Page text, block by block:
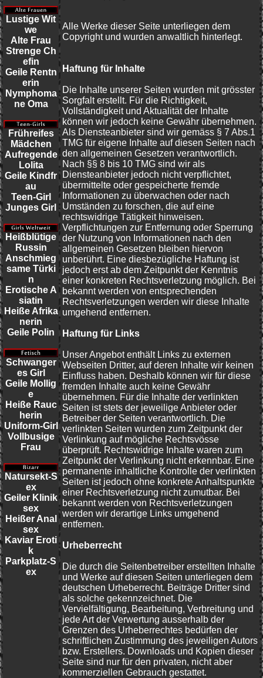
Lustige Wit
we
Alte Frau
Strenge Ch
efin
Geile Rentn
erin
Nymphoma
ne Oma
Frühreifes
Mädchen
Aufregende
Lolita
Geile Kindfr
au
Teen-Girl
Junges Girl
Heißblütige
Russin
Anschmieg
same Türki
n
Erotische A
siatin
Heiße Afrika
nerin
Geile Polin
Schwanger
es Girl
Geile Mollig
e
Heiße Rauc
herin
Uniform-Girl
Vollbusige
Frau
Natursekt-S
ex
Geiler Klinik
sex
Heißer Anal
sex
Kaviar Eroti
k
Parkplatz-S
ex
Alle Werke dieser Seite unterliegen dem
Copyright und wurden anwaltlich hinterlegt.
Haftung für Inhalte
Die Inhalte unserer Seiten wurden mit grösster
Sorgfalt erstellt. Für die Richtigkeit,
Vollständigkeit und Aktualität der Inhalte
können wir jedoch keine Gewähr übernehmen.
Als Diensteanbieter sind wir gemäss § 7 Abs.1
TMG für eigene Inhalte auf diesen Seiten nach
den allgemeinen Gesetzen verantwortlich.
Nach §§ 8 bis 10 TMG sind wir als
Diensteanbieter jedoch nicht verpflichtet,
übermittelte oder gespeicherte fremde
Informationen zu überwachen oder nach
Umständen zu forschen, die auf eine
rechtswidrige Tätigkeit hinweisen.
Verpflichtungen zur Entfernung oder Sperrung
der Nutzung von Informationen nach den
allgemeinen Gesetzen bleiben hiervon
unberührt. Eine diesbezügliche Haftung ist
jedoch erst ab dem Zeitpunkt der Kenntnis
einer konkreten Rechtsverletzung möglich. Bei
bekannt werden von entsprechenden
Rechtsverletzungen werden wir diese Inhalte
umgehend entfernen.
Haftung für Links
Unser Angebot enthält Links zu externen
Webseiten Dritter, auf deren Inhalte wir keinen
Einfluss haben. Deshalb können wir für diese
fremden Inhalte auch keine Gewähr
übernehmen. Für die Inhalte der verlinkten
Seiten ist stets der jeweilige Anbieter oder
Betreiber der Seiten verantwortlich. Die
verlinkten Seiten wurden zum Zeitpunkt der
Verlinkung auf mögliche Rechtsvösse
überprüft. Rechtswidrige Inhalte waren zum
Zeitpunkt der Verlinkung nicht erkennbar. Eine
permanente inhaltliche Kontrolle der verlinkten
Seiten ist jedoch ohne konkrete Anhaltspunkte
einer Rechtsverletzung nicht zumutbar. Bei
bekannt werden von Rechtsverletzungen
werden wir derartige Links umgehend
entfernen.
Urheberrecht
Die durch die Seitenbetreiber erstellten Inhalte
und Werke auf diesen Seiten unterliegen dem
deutschen Urheberrecht. Beiträge Dritter sind
als solche gekennzeichnet. Die
Vervielfältigung, Bearbeitung, Verbreitung und
jede Art der Verwertung ausserhalb der
Grenzen des Urheberrechtes bedürfen der
schriftlichen Zustimmung des jeweiligen Autors
bzw. Erstellers. Downloads und Kopien dieser
Seite sind nur für den privaten, nicht aber
kommerziellen Gebrauch gestattet.